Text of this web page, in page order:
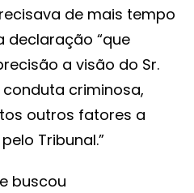
de mais tempo
declaração “que
a visão do Sr.
criminosa,
outros fatores a
Tribunal.”
buscou